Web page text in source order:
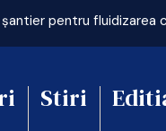
pentru fluidizarea
Stiri